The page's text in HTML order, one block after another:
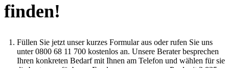
finden!
Füllen Sie jetzt unser kurzes Formular aus oder rufen Sie uns
unter 0800 68 11 700 kostenlos an. Unsere Berater besprechen
Ihren konkreten Bedarf mit Ihnen am Telefon und wählen für sie